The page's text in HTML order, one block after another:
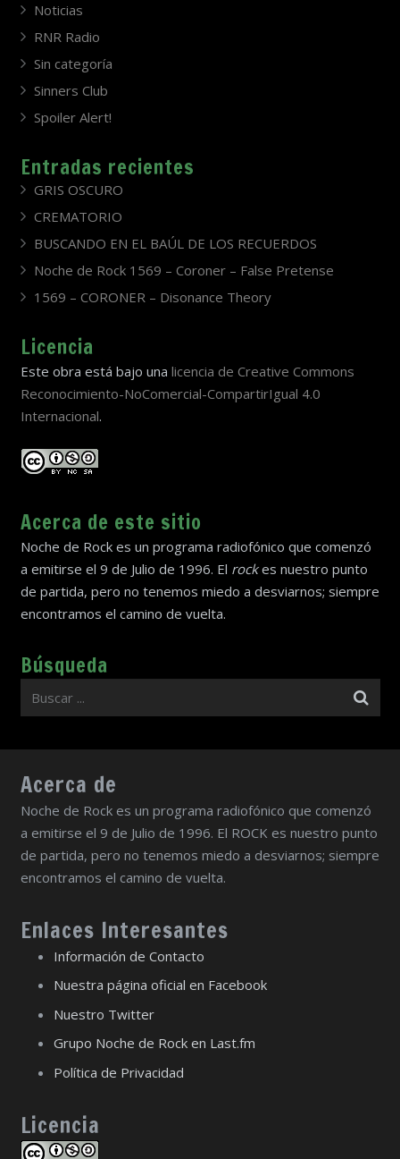
Noticias
RNR Radio
Sin categoría
Sinners Club
Spoiler Alert!
Entradas recientes
GRIS OSCURO
CREMATORIO
BUSCANDO EN EL BAÚL DE LOS RECUERDOS
Noche de Rock 1569 – Coroner – False Pretense
1569 – CORONER – Disonance Theory
Licencia
Este obra está bajo una licencia de Creative Commons
Reconocimiento-NoComercial-CompartirIgual 4.0
Internacional.
Acerca de este sitio
Noche de Rock es un programa radiofónico que comenzó
a emitirse el 9 de Julio de 1996. El rockes nuestro punto
de partida, pero no tenemos miedo a desviarnos; siempre
encontramos el camino de vuelta.
Búsqueda
Acerca de
Noche de Rock es un programa radiofónico que comenzó
a emitirse el 9 de Julio de 1996. El ROCK es nuestro punto
de partida, pero no tenemos miedo a desviarnos; siempre
encontramos el camino de vuelta.
Enlaces Interesantes
Información de Contacto
Nuestra página oficial en Facebook
Nuestro Twitter
Grupo Noche de Rock en Last.fm
Política de Privacidad
Licencia